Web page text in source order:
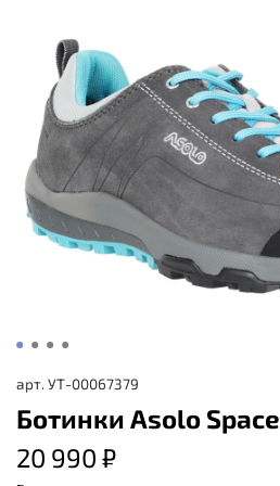
арт. УТ-00067379
Ботинки Asolo
20 990 ₽